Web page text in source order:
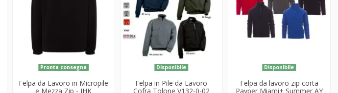
Pronta consegna
Felpa da Lavoro in Micropile
e Mezza Zip - JHK
Disponibile
Felpa in Pile da Lavoro
Cofra Tolone V132-0-02
Disponibile
Felpa da lavoro zip corta
Payper Miami+ Summer AY